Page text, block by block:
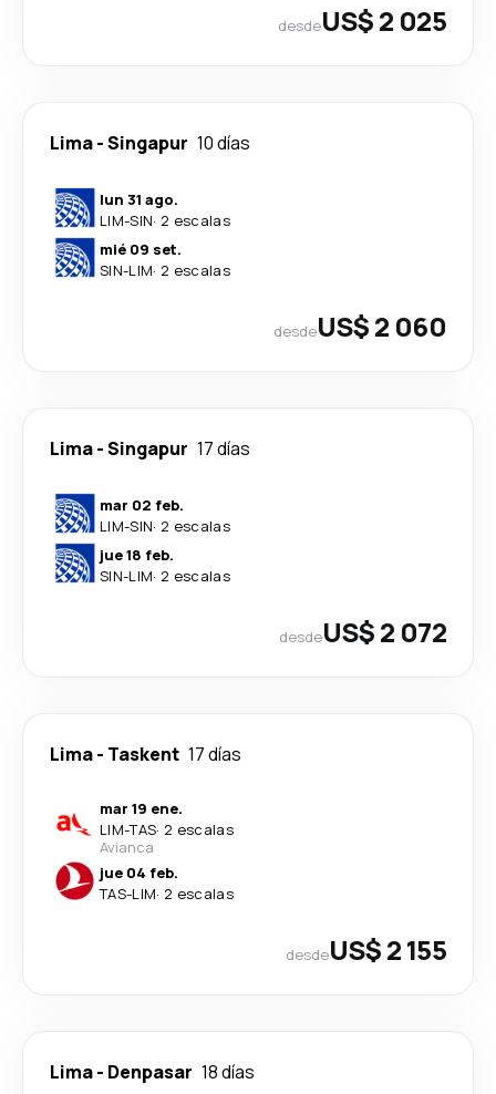
desdeUS$ 2 025
Lima-Singapur 10 días
lun 31 ago.
LIM-SIN· 2 escalas
mié 09 set.
SIN-LIM· 2 escalas
desdeUS$ 2 060
Lima-Singapur 17 días
mar 02 feb.
LIM-SIN· 2 escalas
jue 18 feb.
SIN-LIM· 2 escalas
desdeUS$ 2 072
Lima- Taskent 17 días
mar 19 ene.
LIM-TAS· 2 escalas
Avianca
jue 04 feb.
TAS-LIM· 2 escalas
desdeUS$ 2 155
Lima- Denpasar 18 días